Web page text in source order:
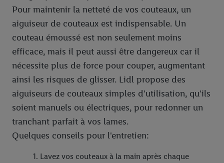
Pour maintenir la netteté de vos couteaux, un
aiguiseur de couteaux est indispensable. Un
couteau émoussé est non seulement moins
efficace, mais il peut aussi être dangereux car il
nécessite plus de force pour couper, augmentant
ainsi les risques de glisser. Lidl propose des
aiguiseurs de couteaux simples d'utilisation, qu'ils
soient manuels ou électriques, pour redonner un
tranchant parfait à vos lames.
Quelques conseils pour l'entretien:
Lavez vos couteaux à la main après chaque